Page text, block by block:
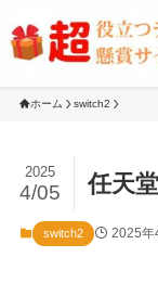
ホーム switch2
任天
2025
4/05
switch2 2025年